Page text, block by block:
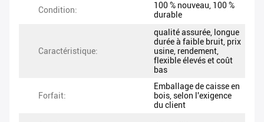
Condition:
100 % nouveau, 100 %
durable
Caractéristique:
qualité assurée, longue
durée à faible bruit, prix
usine, rendement,
flexible élevés et coût
bas
Forfait:
Emballage de caisse en
bois, selon l'exigence
du client